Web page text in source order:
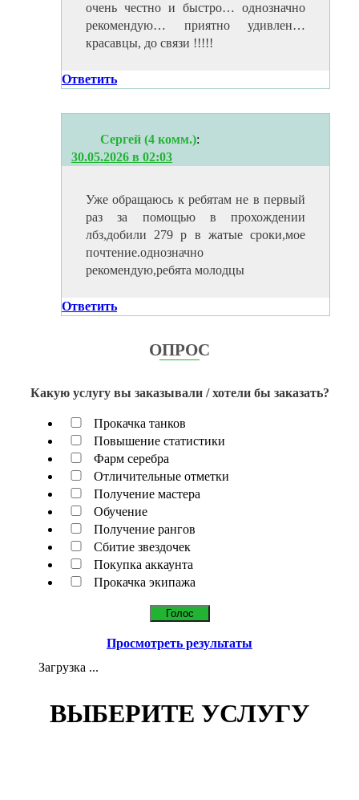
очень честно и быстро… однозначно
рекомендую… приятно удивлен…
красавцы, до связи !!!!!
Ответить
Сергей (4 комм.):
30.05.2026 в 02:03
Уже обращаюсь к ребятам не в первый
раз за помощью в прохождении
лбз,добили 279 р в жатые сроки,мое
почтение.однозначно
рекомендую,ребята молодцы
Ответить
ОПРОС
Какую услугу вы заказывали / хотели бы заказать?
Прокачка танков
Повышение статистики
Фарм серебра
Отличительные отметки
Получение мастера
Обучение
Получение рангов
Сбитие звездочек
Покупка аккаунта
Прокачка экипажа
Просмотреть результаты
Загрузка ...
ВЫБЕРИТЕ УСЛУГУ